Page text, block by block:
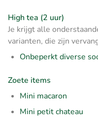
High tea (2 uur)
Je krijgt alle
varianten, die zijn
Onbeperkt diverse
Zoete items
Mini macaron
Mini petit chateau